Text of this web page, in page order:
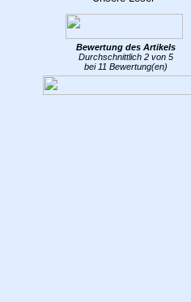
Bewertung des Artikels
Durchschnittlich 2 von 5
bei 11 Bewertung(en)